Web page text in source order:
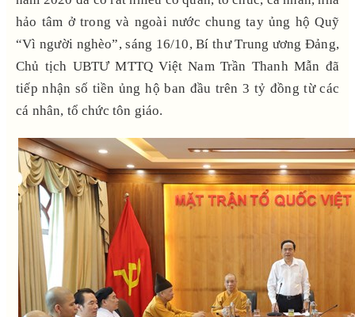
hảo tâm ở trong và ngoài nước chung tay ủng hộ Quỹ
“Vì người nghèo”, sáng 16/10, Bí thư Trung ương Đảng,
Chủ tịch UBTƯ MTTQ Việt Nam Trần Thanh Mẫn đã
tiếp nhận số tiền ủng hộ ban đầu trên 3 tỷ đồng từ các
cá nhân, tổ chức tôn giáo.